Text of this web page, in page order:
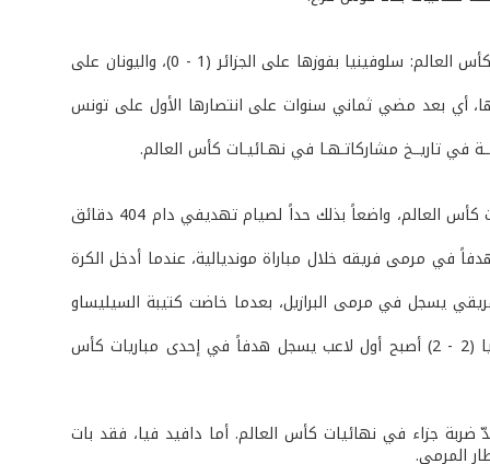
تعيّن على سلوفينيا واليونان انتظار أول مونديال أفريقي لتحقيق أول نقاط لهما في كأس العالم: سلوفينيا بفوزها على الجزائر (1 - 0)، واليونان على
لها خارج قواعدها، أي بعد مضي ثماني سنوات على انتصارها الأول على تونس
بهزّ شباك نيجيريا، أصبح ديميتريوس سالبينجيديس أول لاعب يوناني يسجّل في نهائيات كأس العالم، واضعاً بذلك حداً لصيام تهديفي دام 404 دقائق
في مرمى فريقه خلال مباراة مونديالية، عندما أدخل الكرة
يسجل في مرمى البرازيل، بعدما خاضت كتيبة السيليساو
لعل إنجاز مايكل برادلي يعدّ أكثر طرافة من سابقيه حيث بإحراز التعادل أمام سلوفينيا (2 - 2) أصبح أول لاعب يسجل هدفاً في إحدى مباريات كأس
جزاء في نهائيات كأس العالم. أما دافيد فيا، فقد بات